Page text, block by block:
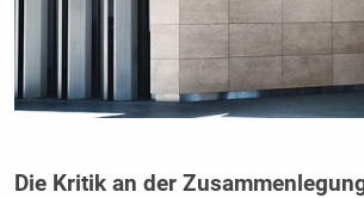
Die Kritik an der